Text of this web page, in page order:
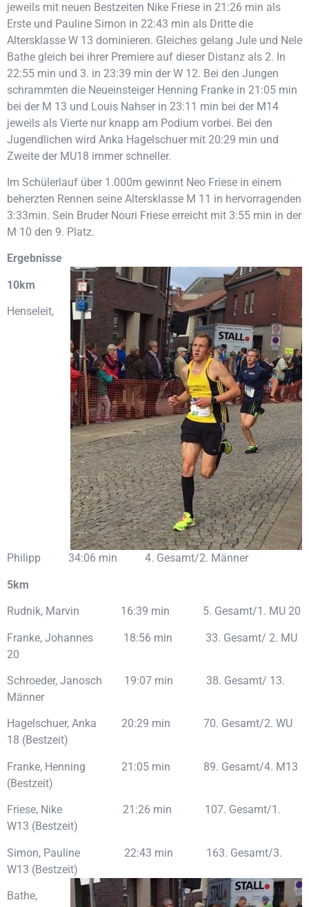
jeweils mit neuen Bestzeiten Nike Friese in 21:26 min als
Erste und Pauline Simon in 22:43 min als Dritte die
Altersklasse W 13 dominieren. Gleiches gelang Jule und Nele
Bathe gleich bei ihrer Premiere auf dieser Distanz als 2. In
22:55 min und 3. in 23:39 min der W 12. Bei den Jungen
schrammten die Neueinsteiger Henning Franke in 21:05 min
bei der M 13 und Louis Nahser in 23:11 min bei der M14
jeweils als Vierte nur knapp am Podium vorbei. Bei den
Jugendlichen wird Anka Hagelschuer mit 20:29 min und
Zweite der MU18 immer schneller.
Im Schülerlauf über 1.000m gewinnt Neo Friese in einem
beherzten Rennen seine Altersklasse M 11 in hervorragenden
3:33min. Sein Bruder Nouri Friese erreicht mit 3:55 min in der
M 10 den 9. Platz.
Ergebnisse
10km
Henseleit,
Philipp 34:06 min 4. Gesamt/2. Männer
5km
Rudnik, Marvin 16:39 min 5. Gesamt/1. MU 20
Franke, Johannes 18:56 min 33. Gesamt/ 2. MU
20
Schroeder, Janosch 19:07 min 38. Gesamt/ 13.
Männer
Hagelschuer, Anka 20:29 min 70. Gesamt/2. WU
18 (Bestzeit)
Franke, Henning 21:05 min 89. Gesamt/4. M13
(Bestzeit)
Friese, Nike 21:26 min 107. Gesamt/1.
W13 (Bestzeit)
Simon, Pauline 22:43 min 163. Gesamt/3.
W13 (Bestzeit)
Bathe,